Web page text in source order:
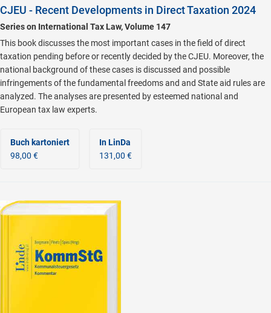
CJEU - Recent Developments in Direct Taxation 2024
Series on International Tax Law, Volume 147
This book discusses the most important cases in the field of direct
taxation pending before or recently decided by the CJEU. Moreover, the
national background of these cases is discussed and possible
infringements of the fundamental freedoms and and State aid rules are
analyzed. The analyses are presented by esteemed national and
European tax law experts.
Buch kartoniert
98,00 €
In LinDa
131,00 €